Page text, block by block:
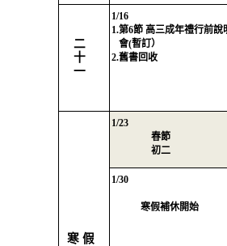
二
十
一
1/16
1.第6節 高三成年禮行前說
會(暫訂）
2.舊書回收
寒 假
1/23
春節
初二
1/30
寒假補休開始